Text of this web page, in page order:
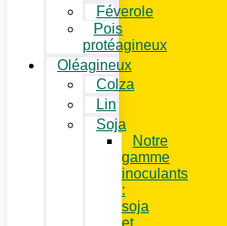
Féverole
Pois
protéagineux
Oléagineux
Colza
Lin
Soja
Notre
gamme
inoculants
:
soja
et